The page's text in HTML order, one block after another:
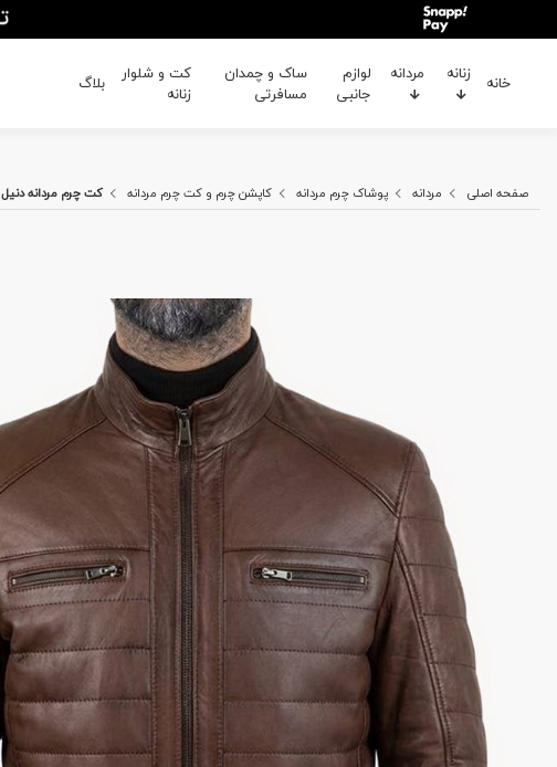
خانه زنانه مردانه
لوازم
جانبی
ساک و چمدان
مسافرتی
کت و شلوار
زنانه
بلاگ
صفحه اصلی مردانه پوشاک چرم مردانه کاپشن چرم و کت چرم مردانه کت چرم مردانه دنیل